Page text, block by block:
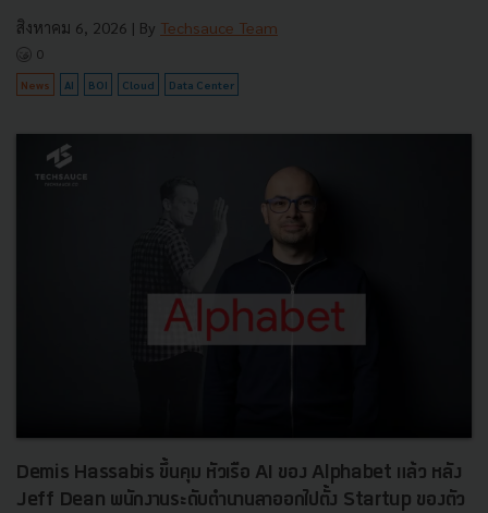
สิงหาคม 6, 2026 | By Techsauce Team
0
News AI BOI Cloud Data Center
Demis Hassabis ขึ้นคุม หัวเรือ AI ของ Alphabet แล้ว หลัง
Jeff Dean พนักงานระดับตำนานลาออกไปตั้ง Startup ของตัว